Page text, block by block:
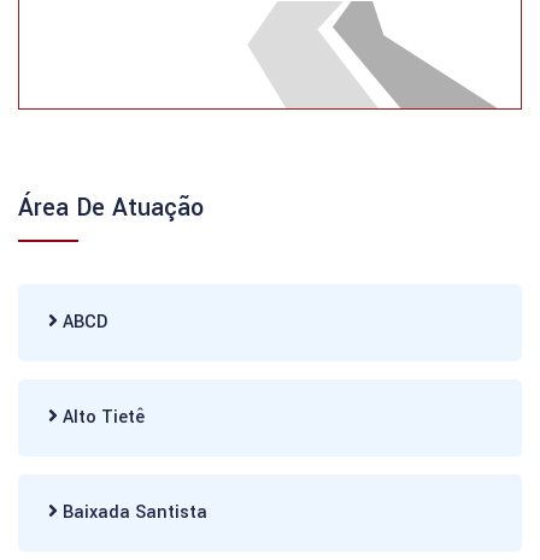
Área De Atuação
ABCD
Alto Tietê
Baixada Santista